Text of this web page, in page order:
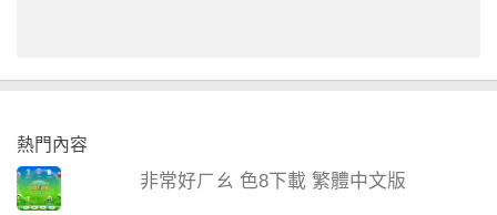
熱門內容
非常好ㄏㄠ 色8下載 繁體中文版